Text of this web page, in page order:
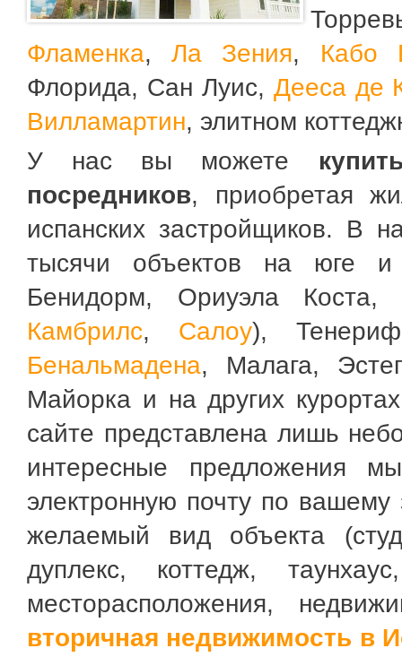
Фламенка,Ла Зения, Кабо
Флорида, Сан Луис, Дееса де
Вилламартин, элитном
У нас вы можете
посредников, приобретая
испанских застройщиков. В
тысячи объектов на юге и
Бенидорм, Ориуэла
Камбрилс, Салоу),
Бенальмадена, Малага,
Майорка и на других
сайте представлена лишь
интересные предложения
электронную почту по
желаемый вид объекта
дуплекс, коттедж,
месторасположения,
вторичная недвижимость в